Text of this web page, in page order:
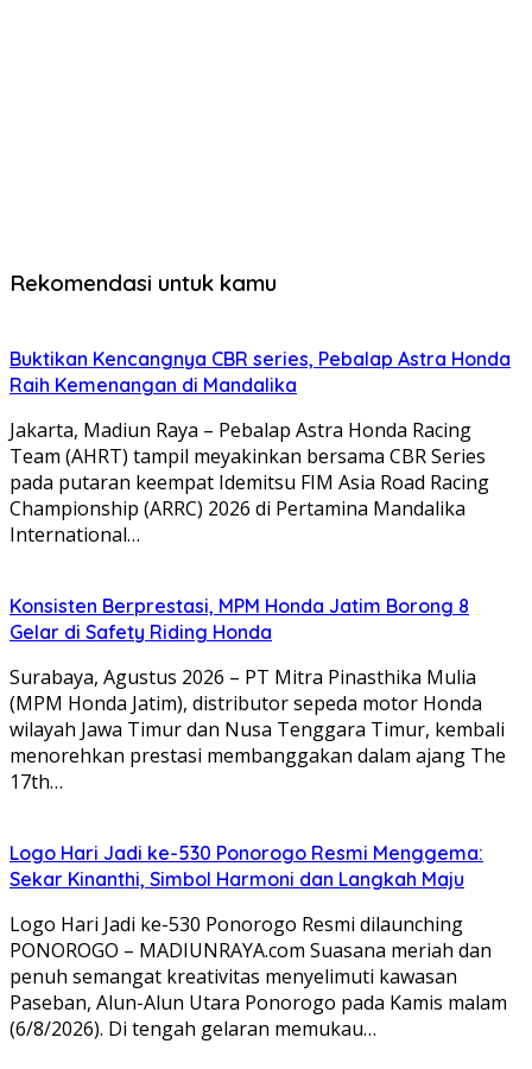
Rekomendasi untuk kamu
Buktikan Kencangnya CBR series, Pebalap Astra Honda
Raih Kemenangan di Mandalika
Jakarta, Madiun Raya – Pebalap Astra Honda Racing
Team (AHRT) tampil meyakinkan bersama CBR Series
pada putaran keempat Idemitsu FIM Asia Road Racing
Championship (ARRC) 2026 di Pertamina Mandalika
International…
Konsisten Berprestasi, MPM Honda Jatim Borong 8
Gelar di Safety Riding Honda
Surabaya, Agustus 2026 – PT Mitra Pinasthika Mulia
(MPM Honda Jatim), distributor sepeda motor Honda
wilayah Jawa Timur dan Nusa Tenggara Timur, kembali
menorehkan prestasi membanggakan dalam ajang The
17th…
Logo Hari Jadi ke-530 Ponorogo Resmi Menggema:
Sekar Kinanthi, Simbol Harmoni dan Langkah Maju
Logo Hari Jadi ke-530 Ponorogo Resmi dilaunching
PONOROGO – MADIUNRAYA.com Suasana meriah dan
penuh semangat kreativitas menyelimuti kawasan
Paseban, Alun-Alun Utara Ponorogo pada Kamis malam
(6/8/2026). Di tengah gelaran memukau…